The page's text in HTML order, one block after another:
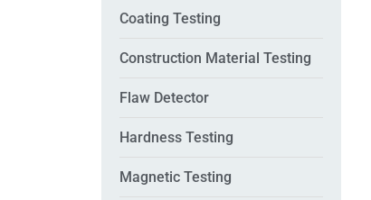
Coating Testing
Construction Material Testing
Flaw Detector
Hardness Testing
Magnetic Testing